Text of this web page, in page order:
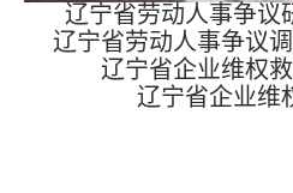
辽宁省劳动人事争议
辽宁省劳动人事争议
辽宁省企业维权
辽宁省企业维